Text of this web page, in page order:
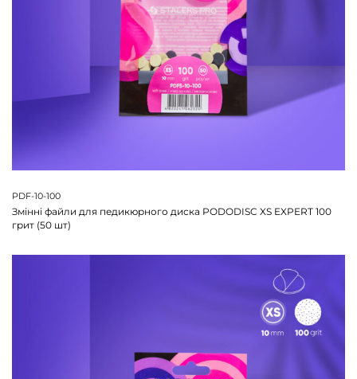
PDF-10-100
Змінні файли для педикюрного диска PODODISC XS EXPERT 100
грит (50 шт)